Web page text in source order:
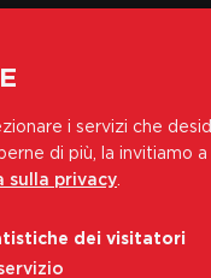
Indirizzo e-mail
i servizi che
di più, la invitiamo
sulla privacy
dei visitatori